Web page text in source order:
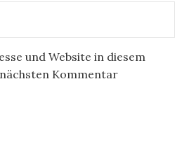
und Website in diesem
Kommentar